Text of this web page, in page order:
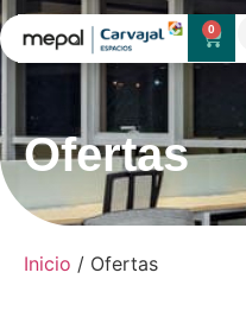
0
Ofertas
Inicio / Ofertas